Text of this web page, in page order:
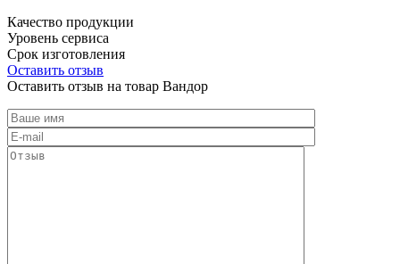
Качество продукции
Уровень сервиса
Срок изготовления
Оставить отзыв
Оставить отзыв на товар Вандор